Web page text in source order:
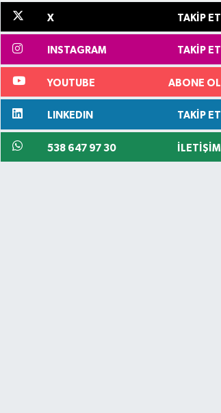
X TAKIP ET
INSTAGRAM TAKIP ET
YOUTUBE ABONE OL
LINKEDIN TAKIP ET
538 647 97 30 İLETIŞIM